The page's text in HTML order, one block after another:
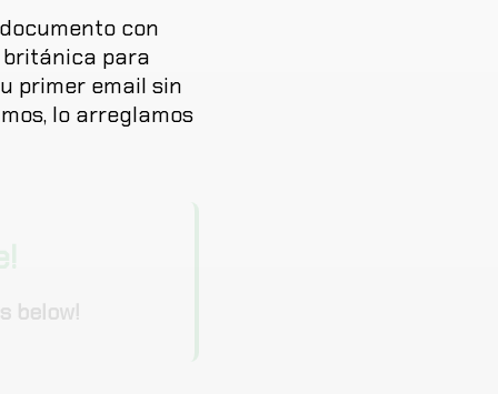
con
británica para
primer email sin
, lo arreglamos
below!